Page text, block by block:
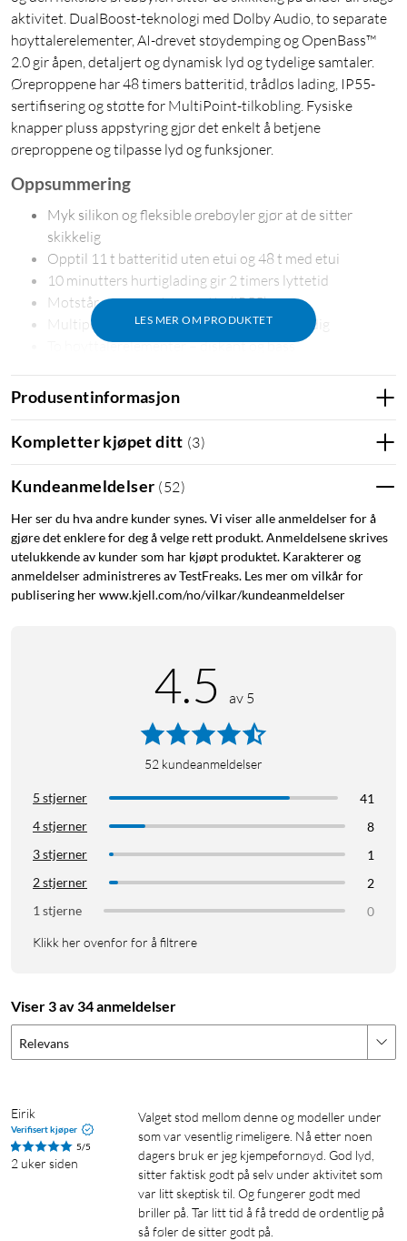
aktivitet. DualBoost-teknologi med Dolby Audio, to separate
høyttalerelementer, AI-drevet støydemping og OpenBass™
2.0 gir åpen, detaljert og dynamisk lyd og tydelige samtaler.
Øreproppene har 48 timers batteritid, trådløs lading, IP55-
sertifisering og støtte for MultiPoint-tilkobling. Fysiske
knapper pluss appstyring gjør det enkelt å betjene
øreproppene og tilpasse lyd og funksjoner.
LES MER OM PRODUKTET
Oppsummering
Myk silikon og fleksible ørebøyler gjør at de sitter
skikkelig
Opptil 11 t batteritid uten etui og 48 t med etui
10 minutters hurtiglading gir 2 timers lyttetid
Motstår vannsprut og svette (IP55)
Multipoint – kan kobles til 2 enheter samtidig
To høyttalerelementer – diskant og bass
Komfort og passform
Takket være det åpne designet og den lave vekten (9,4 gram
ubehag. De er laget med et mykt silikontrekk og en fleksibel
ørebøyle som tilpasser seg formen på øret ditt og gir ekstra
stabilitet, også under aktivitet.
frekvenser og et for høye. Sammen gir de fyldig lyd med klare
detaljer. I tillegg bidrar Dolby Audio til mer romslig og
naturtro lyd. Innebygd OpenBass™ 2.0-algoritm forsterker
bassgjengivelsen. Takket være fire mikrofoner og AI-støttet
Vær oppmerksom på omgivelsene
Det åpne designet gjør at du kan følge med på det som skjer
rundt deg – enten du trener ute, beveger deg i trafikken,
DirectPitch™ 2.0-teknologien reduserer lydlekkasje og retter
lyden mer presist mot øret.
egen app for enkel betjening av volum, låter og samtaler.
OpenFit 2+ kan kobles til to enheter samtidig (MultiPoint), og
Bluetooth 5.4 gir rask og stabil forbindelse.
Batteri og miljø
OpenFit 2+ kan brukes i hele 11 timer på én lading, og opptil
48 timer med det trådløse ladeetuiet. En hurtiglading på 10
minutter gir opptil 2 timers lytting. IP55-sertifiseringen betyr
at øreproppene tåler svette og lett regn, som gjør dem
velegnet for trening og aktivitet.
Produsentinformasjon
Kompletter kjøpet ditt (3)
Kundeanmeldelser (52)
Her ser du hva andre kunder synes. Vi viser alle anmeldelser for å
gjøre det enklere for deg å velge rett produkt. Anmeldelsene skrives
utelukkende av kunder som har kjøpt produktet. Karakterer og
anmeldelser administreres av TestFreaks. Les mer om vilkår for
publisering her www.kjell.com/no/vilkar/kundeanmeldelser
4.5 av 5
52 kundeanmeldelser
5 stjerner
41
4 stjerner
8
3 stjerner
1
2 stjerner
2
1 stjerne
0
Klikk her ovenfor for å filtrere
Viser 3 av 34 anmeldelser
Relevans
Eirik
Verifisert kjøper
5/5
2 uker siden
Valget stod mellom denne og modeller under
som var vesentlig rimeligere. Nå etter noen
dagers bruk er jeg kjempefornøyd. God lyd,
sitter faktisk godt på selv under aktivitet som
var litt skeptisk til. Og fungerer godt med
briller på. Tar litt tid å få tredd de ordentlig på
så føler de sitter godt på.